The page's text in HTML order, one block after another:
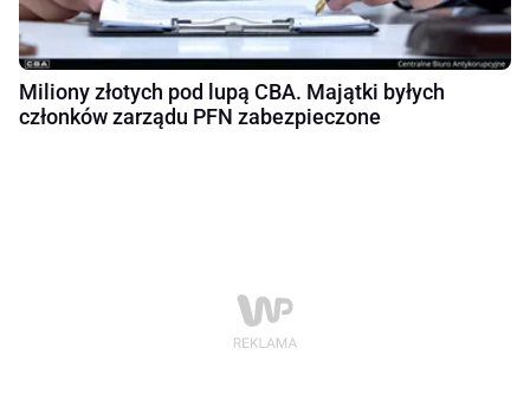
Miliony złotych pod lupą CBA. Majątki byłych
członków zarządu PFN zabezpieczone